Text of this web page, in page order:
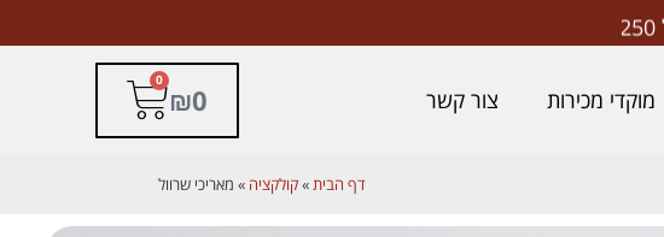
מוקדי מכירות צור קשר ₪0
0
דף הבית»קולקציה » מאריכי שרוול